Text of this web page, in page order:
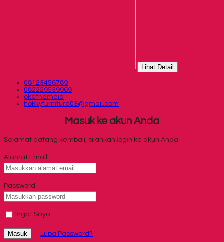
Lihat Detail
08123456789
082229539969
okethemeid
hokkyfurniture03@gmail.com
Masuk ke akun Anda
Selamat datang kembali, silahkan login ke akun Anda.
Alamat Email
Password
Ingat Saya
Masuk Lupa Password?